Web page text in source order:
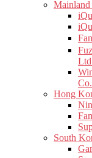
Mainland
Co.
Hong
South